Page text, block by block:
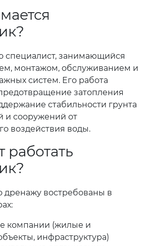
специалист, занимающийся
монтажом, обслуживанием и
систем. Его работа
затопления
стабильности грунта
и сооружений от
воздействия воды.
работать
дренажу востребованы в
компании (жилые и
инфраструктура)